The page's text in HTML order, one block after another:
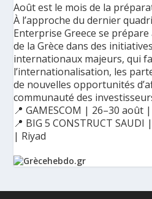
Août est le mois de la
À l’approche du dernier
Enterprise Greece se
de la Grèce dans des
internationaux majeurs, qui
l’internationalisation, les
de nouvelles opportunités
communauté des
📍 GAMESCOM | 26–30 août
📍 BIG 5 CONSTRUCT
| Riyad